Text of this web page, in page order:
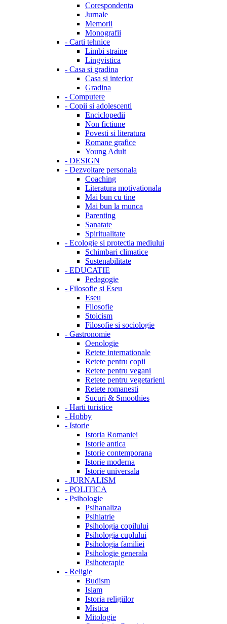
Corespondenta
Jurnale
Memorii
Monografii
- Carti tehnice
Limbi straine
Lingvistica
- Casa si gradina
Casa si interior
Gradina
- Computere
- Copii si adolescenti
Enciclopedii
Non fictiune
Povesti si literatura
Romane grafice
Young Adult
- DESIGN
- Dezvoltare personala
Coaching
Literatura motivationala
Mai bun cu tine
Mai bun la munca
Parenting
Sanatate
Spiritualitate
- Ecologie si protectia mediului
Schimbari climatice
Sustenabilitate
- EDUCATIE
Pedagogie
- Filosofie si Eseu
Eseu
Filosofie
Stoicism
Filosofie si sociologie
- Gastronomie
Oenologie
Retete internationale
Retete pentru copii
Retete pentru vegani
Retete pentru vegetarieni
Retete romanesti
Sucuri & Smoothies
- Harti turistice
- Hobby
- Istorie
Istoria Romaniei
Istorie antica
Istorie contemporana
Istorie moderna
Istorie universala
- JURNALISM
- POLITICA
- Psihologie
Psihanaliza
Psihiatrie
Psihologia copilului
Psihologia cuplului
Psihologia familiei
Psihologie generala
Psihoterapie
- Religie
Budism
Islam
Istoria religiilor
Mistica
Mitologie